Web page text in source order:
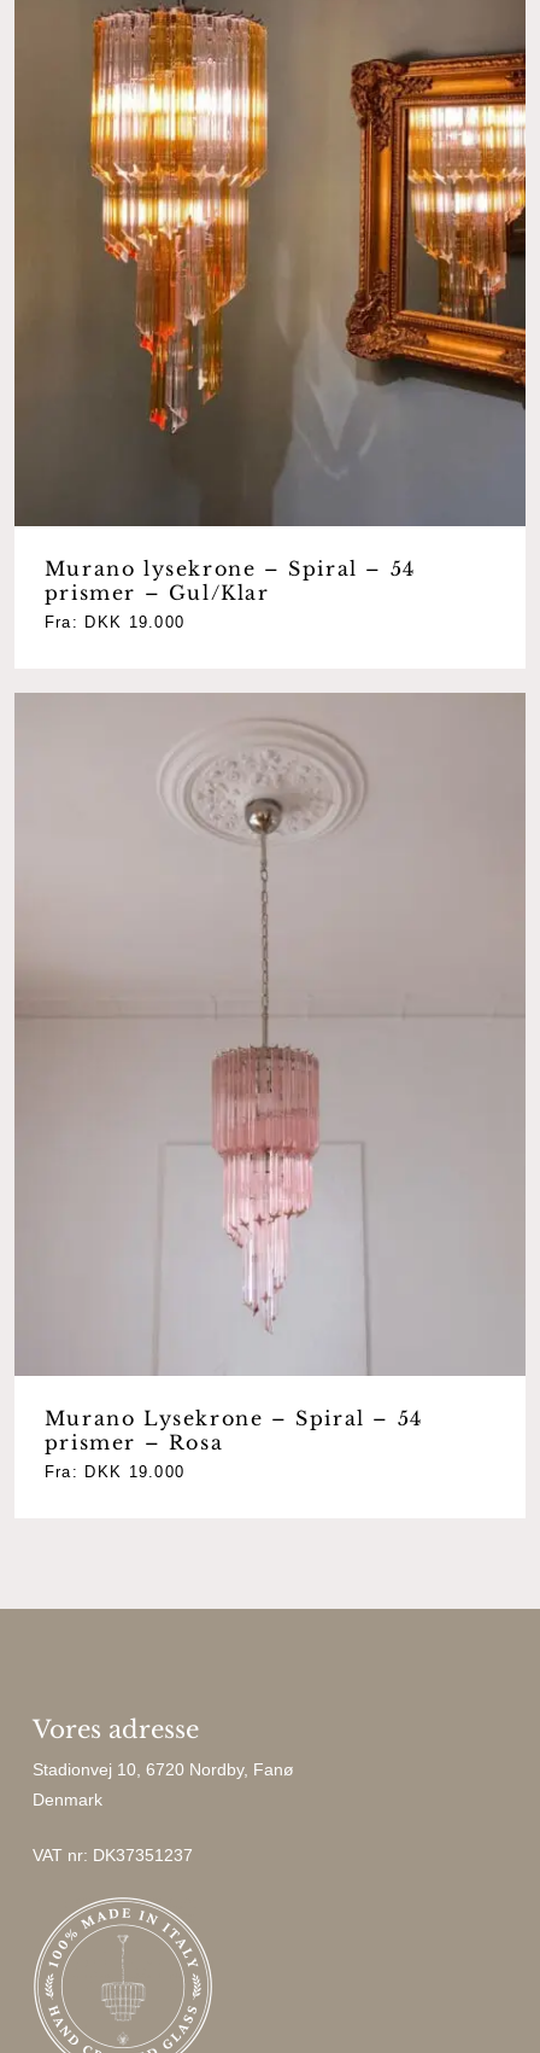
Murano lysekrone – Spiral – 54
prismer – Gul/Klar
Fra: DKK 19.000
Murano Lysekrone – Spiral – 54
prismer – Rosa
Fra: DKK 19.000
Vores adresse
Stadionvej 10, 6720 Nordby, Fanø
Denmark
VAT nr: DK37351237